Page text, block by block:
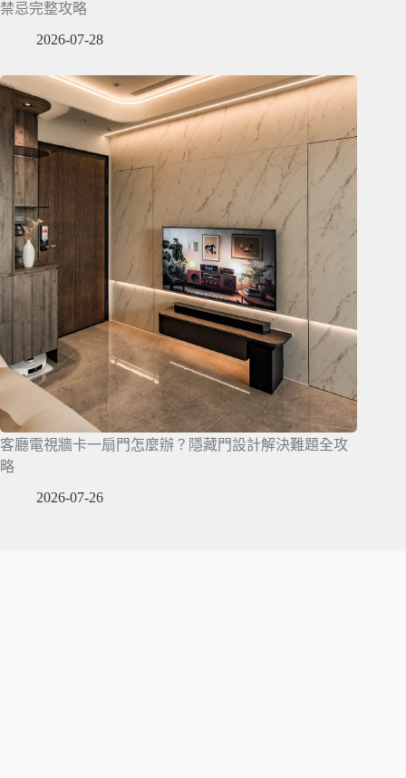
禁忌完整攻略
2026-07-28
客廳電視牆卡一扇門怎麼辦？隱藏門設計解決難題全攻
略
2026-07-26